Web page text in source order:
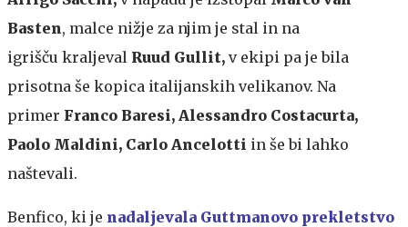
Basten, malce nižje za njim je stal in na
igrišču kraljeval Ruud Gullit, v ekipi pa je bila
prisotna še kopica italijanskih velikanov. Na
primer Franco Baresi, Alessandro Costacurta,
Paolo Maldini, Carlo Ancelotti in še bi lahko
naštevali.
Benfico, ki je nadaljevala Guttmanovo prekletstvo